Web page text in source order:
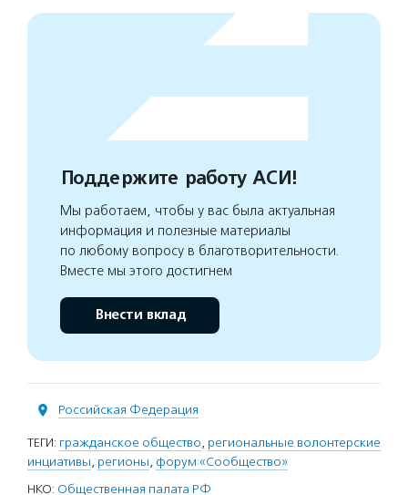
Поддержите работу АСИ!
Мы работаем, чтобы у вас была актуальная
информация и полезные материалы
по любому вопросу в благотворительности.
Вместе мы этого достигнем
Внести вклад
Российская Федерация
ТЕГИ: гражданское общество, региональные волонтерские
инциативы, регионы, форум «Сообщество»
НКО: Общественная палата РФ